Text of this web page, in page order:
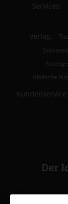
Services:
Verlag:
Biblische
Kundenservice
Der